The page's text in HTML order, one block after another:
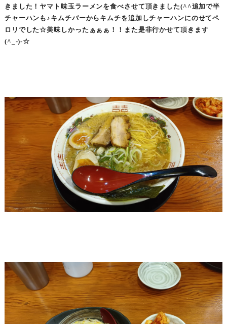
きました！ヤマト味玉ラーメンを食べさせて頂きました(^^追加で半
チャーハンも♪キムチバーからキムチを追加しチャーハンにのせてペ
ロリでした☆美味しかったぁぁぁ！！また是非行かせて頂きます
(^_-)-☆